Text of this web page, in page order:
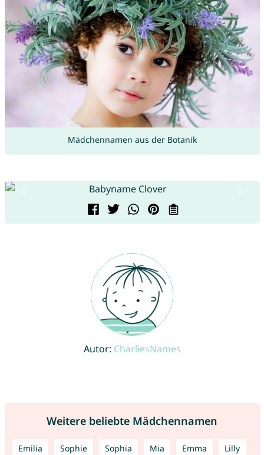
Mädchennamen aus der Botanik
Autor: CharliesNames
Weitere beliebte Mädchennamen
Emilia Sophie Sophia Mia Emma Lilly